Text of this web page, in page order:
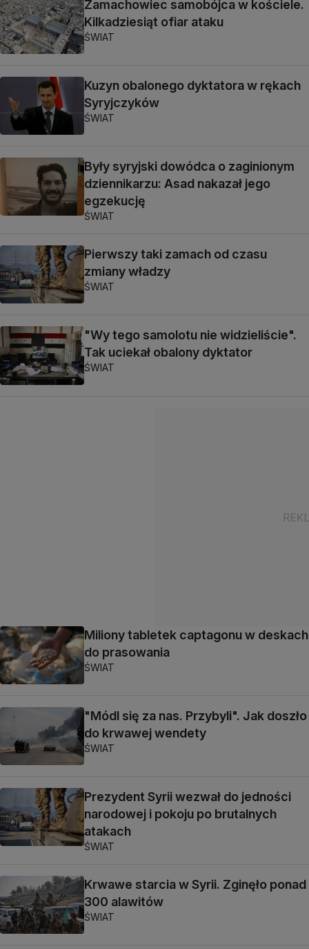
Zamachowiec samobójca w kościele.
Kilkadziesiąt ofiar ataku
ŚWIAT
Kuzyn obalonego dyktatora w rękach
Syryjczyków
ŚWIAT
Były syryjski dowódca o zaginionym
dziennikarzu: Asad nakazał jego
egzekucję
ŚWIAT
Pierwszy taki zamach od czasu
zmiany władzy
ŚWIAT
"Wy tego samolotu nie widzieliście".
Tak uciekał obalony dyktator
ŚWIAT
Miliony tabletek captagonu w deskach
do prasowania
ŚWIAT
"Módl się za nas. Przybyli". Jak doszło
do krwawej wendety
ŚWIAT
Prezydent Syrii wezwał do jedności
narodowej i pokoju po brutalnych
atakach
ŚWIAT
Krwawe starcia w Syrii. Zginęło ponad
300 alawitów
ŚWIAT